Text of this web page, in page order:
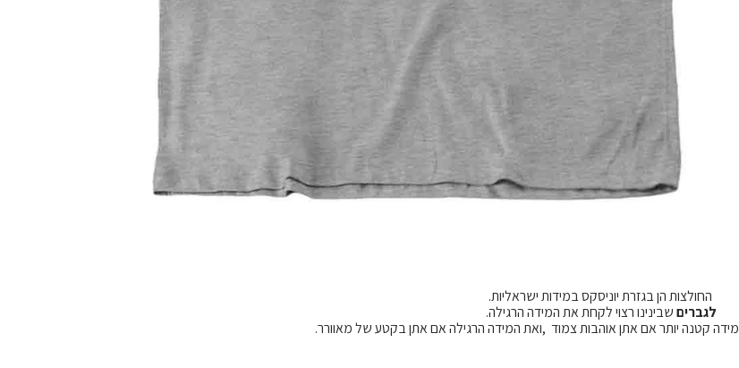
החולצות הן בגזרת יוניסקס במידות ישראליות.
לגבריםשבינינו רצוי לקחת את המידה הרגילה.
קטנה יותר אם אתן אוהבות צמוד ,ואת המידה הרגילה אם אתן בקטע של מאוורר.